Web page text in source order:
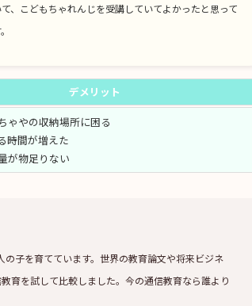
、こどもちゃれんじを受講していてよかったと思って
デメリット
ゃやの収納場所に困る
時間が増えた
が物足りない
子を育てています。世界の教育論文や将来ビジネ
育を試して比較しました。今の通信教育なら誰より